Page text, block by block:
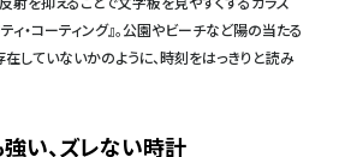
ィ・コーティング』。公園やビーチなど陽の当たる
していないかのように、時刻をはっきりと読み
い、ズレない時計